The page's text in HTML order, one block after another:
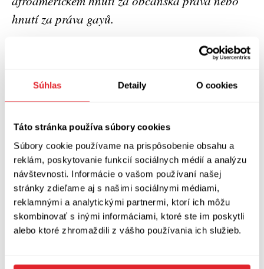
Súhlas Detaily O cookies
Táto stránka používa súbory cookies
Súbory cookie používame na prispôsobenie obsahu a
reklám, poskytovanie funkcií sociálnych médií a analýzu
návštevnosti. Informácie o vašom používaní našej
stránky zdieľame aj s našimi sociálnymi médiami,
reklamnými a analytickými partnermi, ktorí ich môžu
skombinovať s inými informáciami, ktoré ste im poskytli
alebo ktoré zhromaždili z vášho používania ich služieb.
hnutí za práva gayů.